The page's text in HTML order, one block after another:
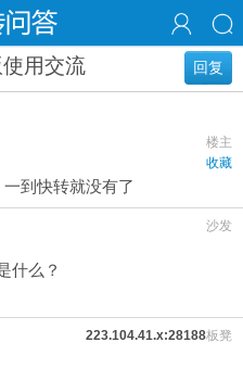
回复
用交流
楼主
收藏
到快转就没有了
沙发
什么？
板凳
223.104.41.x:28188